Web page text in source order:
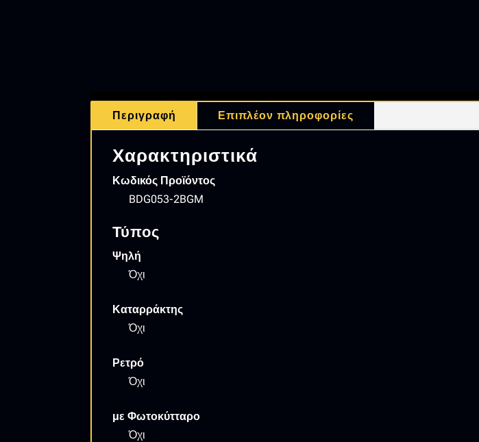
Περιγραφή Επιπλέον πληροφορίες
Χαρακτηριστικά
Κωδικός Προϊόντος
BDG053-2BGM
Τύπος
Ψηλή
Όχι
Καταρράκτης
Όχι
Ρετρό
Όχι
με Φωτοκύτταρο
Όχι